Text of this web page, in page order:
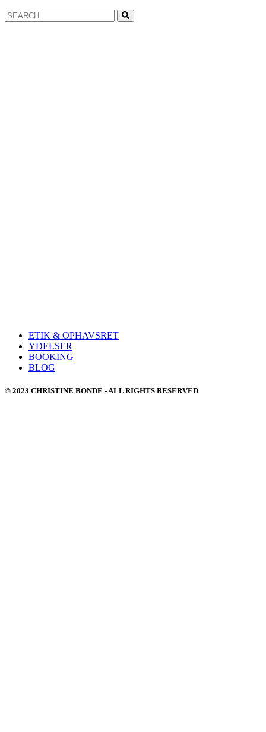
Search
for:
ETIK & OPHAVSRET
YDELSER
BOOKING
BLOG
© 2023 CHRISTINE BONDE - ALL RIGHTS RESERVED